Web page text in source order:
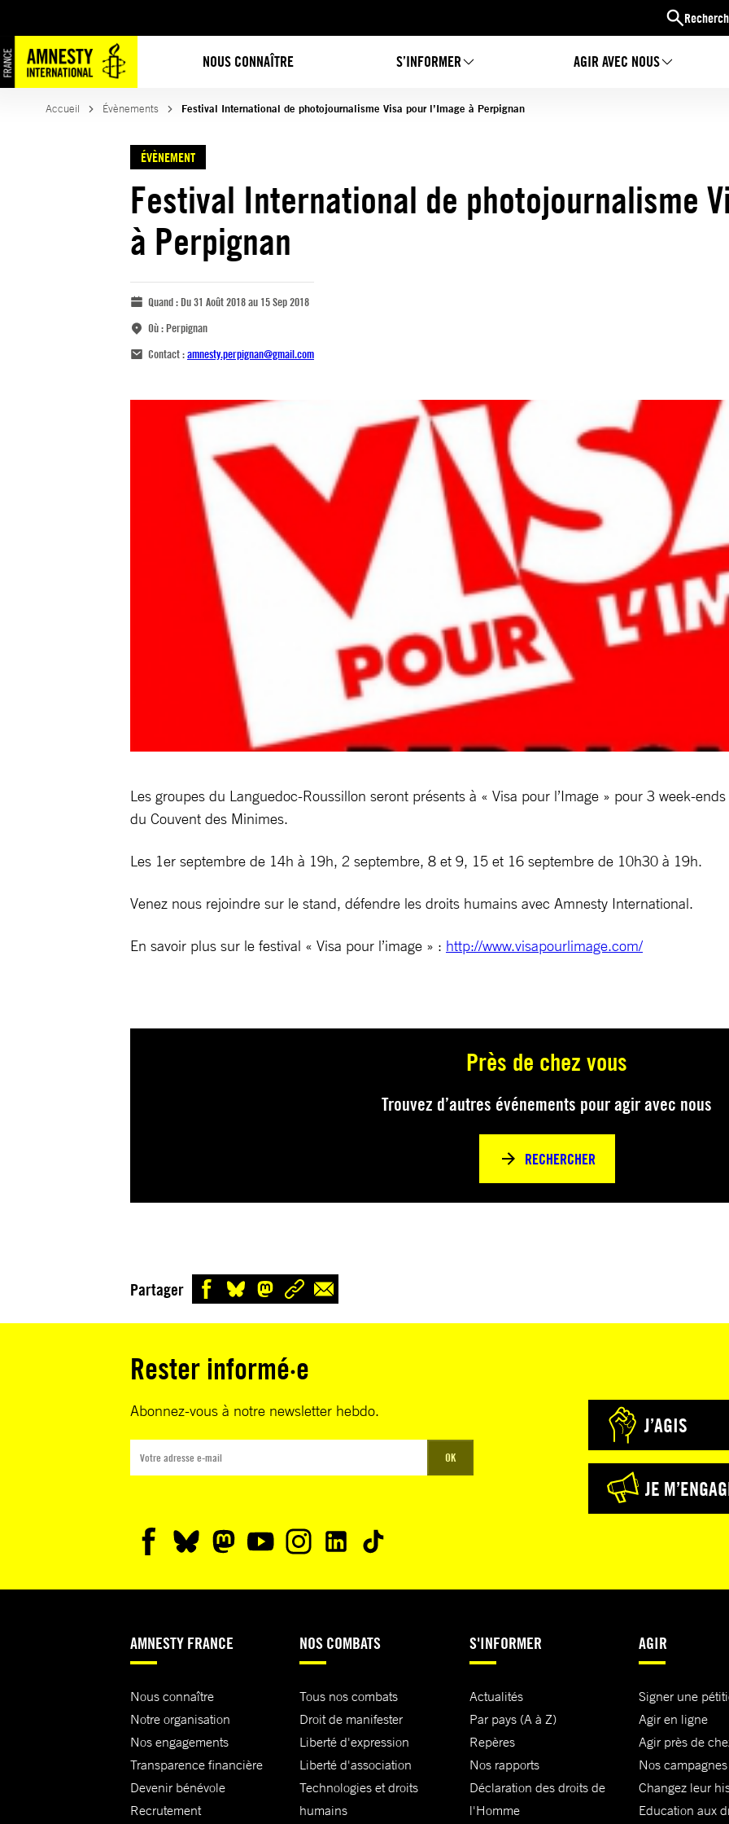
NOUS CONNAÎTRE S’INFORMER AGIR AVEC NOUS
Accueil Évènements Festival International de photojournalisme Visa pour l’Image à Perpignan
ÉVÈNEMENT
Festival International de photojournalisme
à Perpignan
Quand :Du 31 Août 2018 au 15 Sep 2018
Où :Perpignan
Contact :amnesty.perpignan@gmail.com
Les groupes du Languedoc-Roussillon seront présents à « Visa pour l’Image » pour 3 week-
du Couvent des Minimes.
Les 1er septembre de 14h à 19h, 2 septembre, 8 et 9, 15 et 16 septembre de 10h30 à 19h.
Venez nous rejoindre sur le stand, défendre les droits humains avec Amnesty International.
En savoir plus sur le festival « Visa pour l’image » : http://www.visapourlimage.com/
Près de chez vous
Trouvez d’autres événements pour agir avec nous
RECHERCHER
Partager
Rester informé·e
Abonnez-vous à notre newsletter hebdo.
OK
J’AGIS
JE
AMNESTY FRANCE
Nous connaître
Notre organisation
Nos engagements
Transparence financière
Devenir bénévole
Recrutement
NOS COMBATS
Tous nos combats
Droit de manifester
Liberté d'expression
Liberté d'association
Technologies et droits
humains
S'INFORMER
Actualités
Par pays (A à Z)
Repères
Nos rapports
Déclaration des droits de
l'Homme
AGIR
Signer une
Agir en ligne
Agir près de
Nos campagnes
Changez leur
Education aux